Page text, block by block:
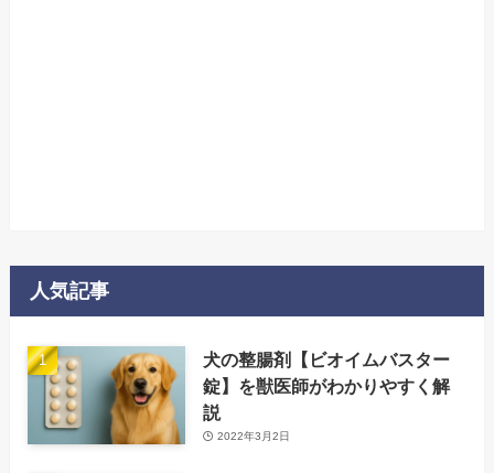
人気記事
犬の整腸剤【ビオイムバスター
錠】を獣医師がわかりやすく解
説
2022年3月2日